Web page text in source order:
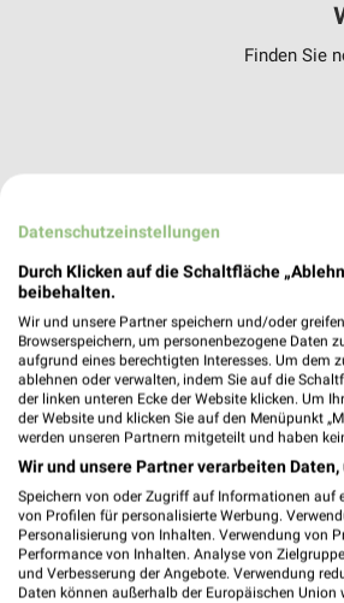
Finden Sie
Datenschutzeinstellungen
Durch Klicken auf die Schaltfläche
beibehalten.
Wir und unsere Partner speichern und/oder
Browserspeichern, um personenbezogene Daten
aufgrund eines berechtigten Interesses. Um dem
ablehnen oder verwalten, indem Sie auf die
der linken unteren Ecke der Website klicken. Um
der Website und klicken Sie auf den Menüpunkt
werden unseren Partnern mitgeteilt und haben
Wir und unsere Partner verarbeiten
Speichern von oder Zugriff auf Informationen auf
von Profilen für personalisierte Werbung.
Personalisierung von Inhalten. Verwendung von
Performance von Inhalten. Analyse von
und Verbesserung der Angebote. Verwendung
Daten können außerhalb der Europäischen Union